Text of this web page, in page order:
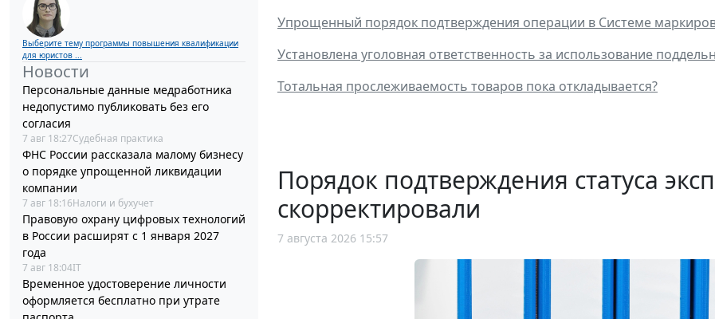
Выберите тему программы повышения квалификации
для юристов ...
Новости
Персональные данные медработника
недопустимо публиковать без его
согласия
7 авг 18:27Судебная практика
ФНС России рассказала малому бизнесу
о порядке упрощенной ликвидации
компании
7 авг 18:16Налоги и бухучет
Правовую охрану цифровых технологий
в России расширят с 1 января 2027
года
7 авг 18:04IT
Временное удостоверение личности
оформляется бесплатно при утрате
Упрощенный порядок подтверждения операции в Системе
Установлена уголовная ответственность за использование
Тотальная прослеживаемость товаров пока откладывается?
Порядок подтверждения статуса
скорректировали
7 августа 2026 15:57